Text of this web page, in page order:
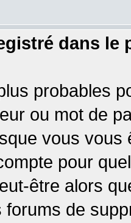
dans le
probables
ou mot de
vous
pour
être alors
forums de